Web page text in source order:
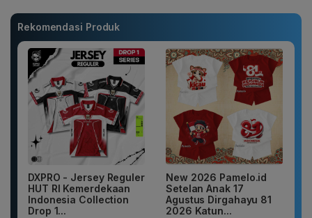
Rekomendasi Produk
DXPRO - Jersey Reguler
HUT RI Kemerdekaan
Indonesia Collection
Drop 1...
New 2026 Pamelo.id
Setelan Anak 17
Agustus Dirgahayu 81
2026 Katun...